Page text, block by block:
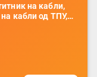
на кабли,
кабли од ТПУ,
кабли, без
комплет